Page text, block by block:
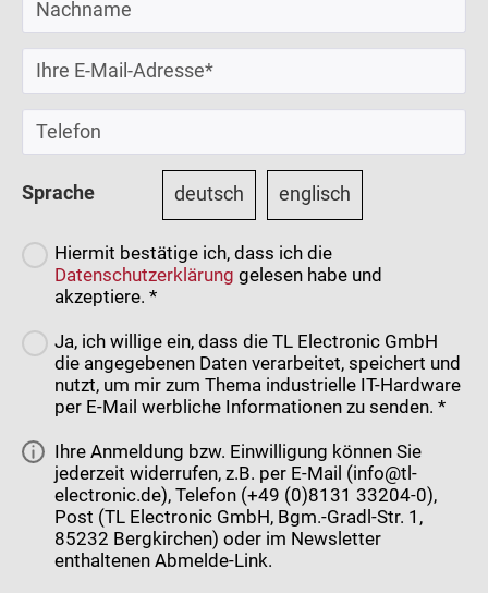
Sprache deutsch englisch
Hiermit bestätige ich, dass ich die
Datenschutzerklärung gelesen habe und
akzeptiere. *
Ja, ich willige ein, dass die TL Electronic GmbH
die angegebenen Daten verarbeitet, speichert und
nutzt, um mir zum Thema industrielle IT-Hardware
per E-Mail werbliche Informationen zu senden. *
Ihre Anmeldung bzw. Einwilligung können Sie
jederzeit widerrufen, z.B. per E-Mail (info@tl-
electronic.de), Telefon (+49 (0)8131 33204-0),
Post (TL Electronic GmbH, Bgm.-Gradl-Str. 1,
85232 Bergkirchen) oder im Newsletter
enthaltenen Abmelde-Link.